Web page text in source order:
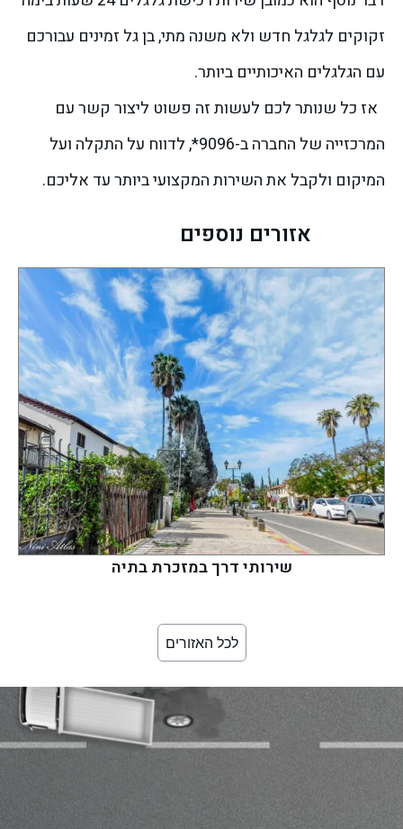
זקוקים לגלגל חדש ולא משנה מתי, בן גל זמינים עבורכם
עם הגלגלים האיכותיים ביותר.
אז כל שנותר לכם לעשות זה פשוט ליצור קשר עם
המרכזייה של החברה ב-9096*, לדווח על התקלה ועל
המיקום ולקבל את השירות המקצועי ביותר עד אליכם.
אזורים נוספים
שירותי דרך במזכרת בתיה
לכל האזורים